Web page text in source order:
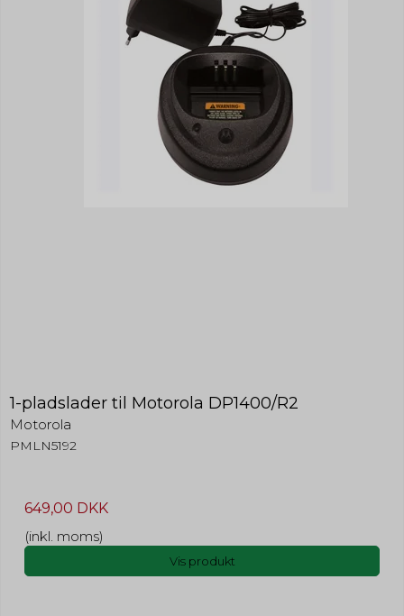
1-pladslader til Motorola DP1400/R2
Motorola
PMLN5192
649,00 DKK
(inkl. moms)
Vis produkt